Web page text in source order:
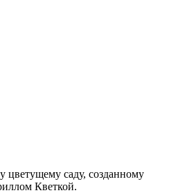
цветущему саду, созданному
Кветкой.